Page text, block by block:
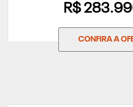
R$
CONFIRA A